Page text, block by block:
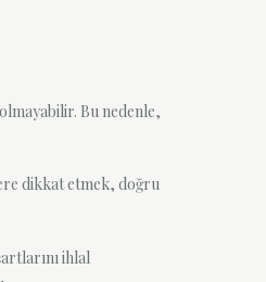
Bu nedenle,
dikkat etmek, doğru
ihlal